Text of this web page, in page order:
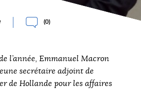
(0)
l’année, Emmanuel Macron
secrétaire adjoint de
de Hollande pour les affaires